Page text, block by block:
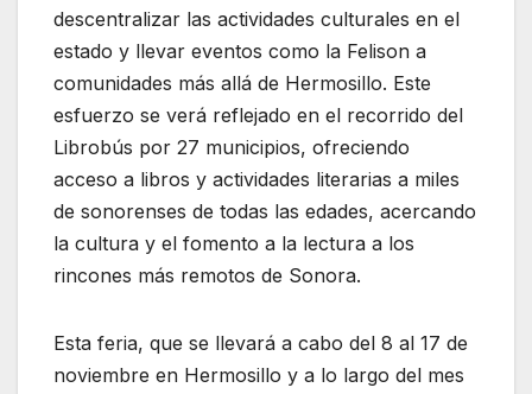
descentralizar las actividades culturales en el
estado y llevar eventos como la Felison a
comunidades más allá de Hermosillo. Este
esfuerzo se verá reflejado en el recorrido del
Librobús por 27 municipios, ofreciendo
acceso a libros y actividades literarias a miles
de sonorenses de todas las edades, acercando
la cultura y el fomento a la lectura a los
rincones más remotos de Sonora.
Esta feria, que se llevará a cabo del 8 al 17 de
noviembre en Hermosillo y a lo largo del mes